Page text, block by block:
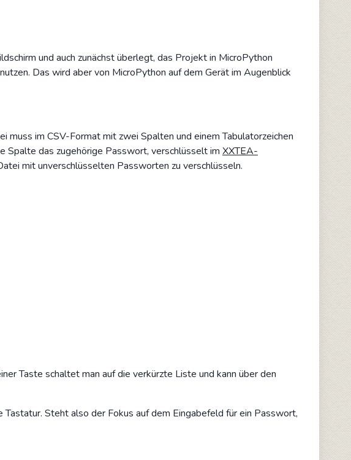
und auch zunächst überlegt, das Projekt in MicroPython
Das wird aber von MicroPython auf dem Gerät im Augenblick
im CSV-Format mit zwei Spalten und einem Tabulatorzeichen
Spalte das zugehörige Passwort, verschlüsselt im XXTEA-
mit unverschlüsselten Passworten zu verschlüsseln.
Taste schaltet man auf die verkürzte Liste und kann über den
Steht also der Fokus auf dem Eingabefeld für ein Passwort,